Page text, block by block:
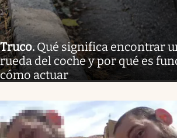
Truco.Qué significa encontrar
rueda del coche y por qué es
cómo actuar